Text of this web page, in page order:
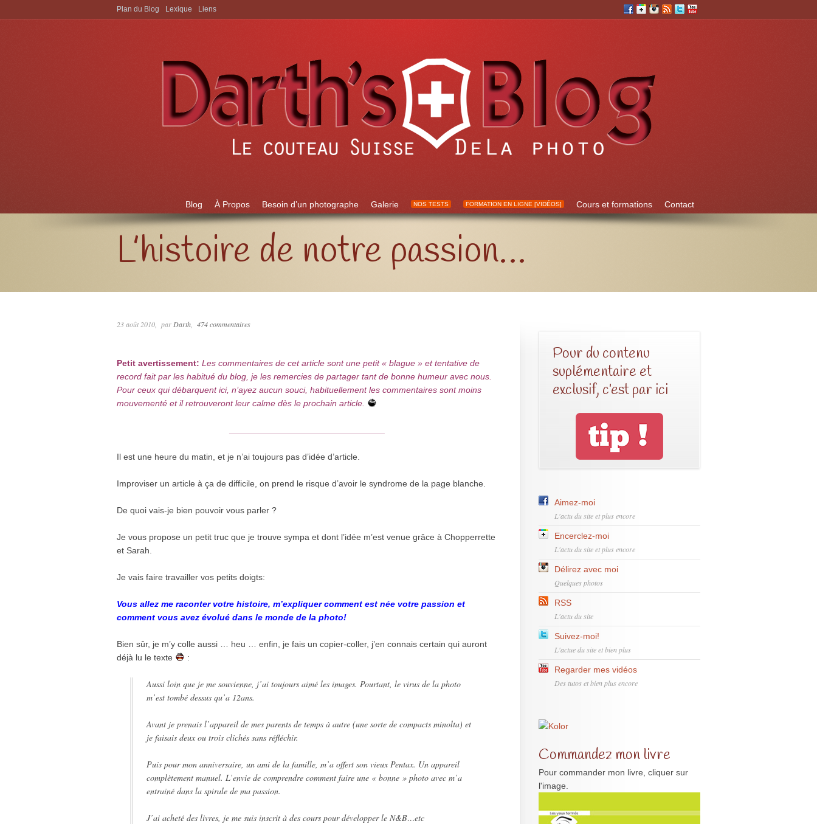
Aller à:
Blog À Propos Besoin d’un photographe Galerie NOS TESTS FORMATION EN LIGNE [VIDÉOS] Cours et formations Contact
Plan du Blog Lexique Liens
L’histoire de notre passion…
23 août 2010 par Darth 474 commentaires
Petit avertissement: Les commentaires de cet article sont une petit « blague » et tentative de
record fait par les habitué du blog, je les remercies de partager tant de bonne humeur avec nous.
Pour ceux qui débarquent ici, n’ayez aucun souci, habituellement les commentaires sont moins
mouvementé et il retrouveront leur calme dès le prochain article.
Il est une heure du matin, et je n’ai toujours pas d’idée d’article.
Improviser un article à ça de difficile, on prend le risque d’avoir le syndrome de la page blanche.
De quoi vais-je bien pouvoir vous parler ?
Je vous propose un petit truc que je trouve sympa et dont l’idée m’est venue grâce à Chopperrette
et Sarah.
Je vais faire travailler vos petits doigts:
Vous allez me raconter votre histoire, m’expliquer comment est née votre passion et
comment vous avez évolué dans le monde de la photo!
Bien sûr, je m’y colle aussi … heu … enfin, je fais un copier-coller, j’en connais certain qui auront
déjà lu le texte
:
Aussi loin que je me souvienne, j’ai toujours aimé les images. Pourtant, le virus de la photo
m’est tombé dessus qu’a 12ans.
Avant je prenais l’appareil de mes parents de temps à autre (une sorte de compacts minolta) et
je faisais deux ou trois clichés sans réfléchir.
Puis pour mon anniversaire, un ami de la famille, m’a offert son vieux Pentax. Un appareil
complètement manuel. L’envie de comprendre comment faire une « bonne » photo avec m’a
entrainé dans la spirale de ma passion.
J’ai acheté des livres, je me suis inscrit à des cours pour développer le N&B…etc
Pour du contenu
suplémentaire et
exclusif, c’est par ici
Aimez-moi
L'actu du site et plus encore
Encerclez-moi
L'actu du site et plus encore
Délirez avec moi
Quelques photos
RSS
L'actu du site
Suivez-moi!
L'actue du site et bien plus
Regarder mes vidéos
Des tutos et bien plus encore
Commandez mon livre
Pour commander mon livre, cliquer sur
l'image.